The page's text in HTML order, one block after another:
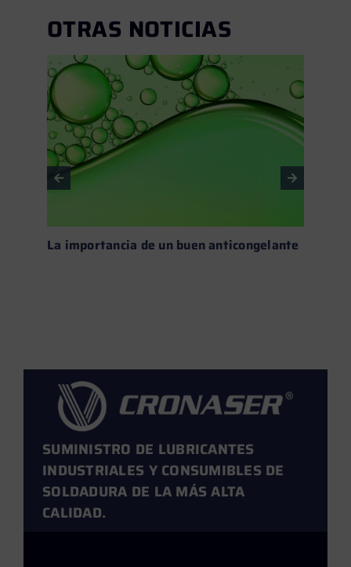
OTRAS NOTICIAS
La importancia de un buen anticongelante
SUMINISTRO DE LUBRICANTES
INDUSTRIALES Y CONSUMIBLES DE
SOLDADURA DE LA MÁS ALTA
CALIDAD.